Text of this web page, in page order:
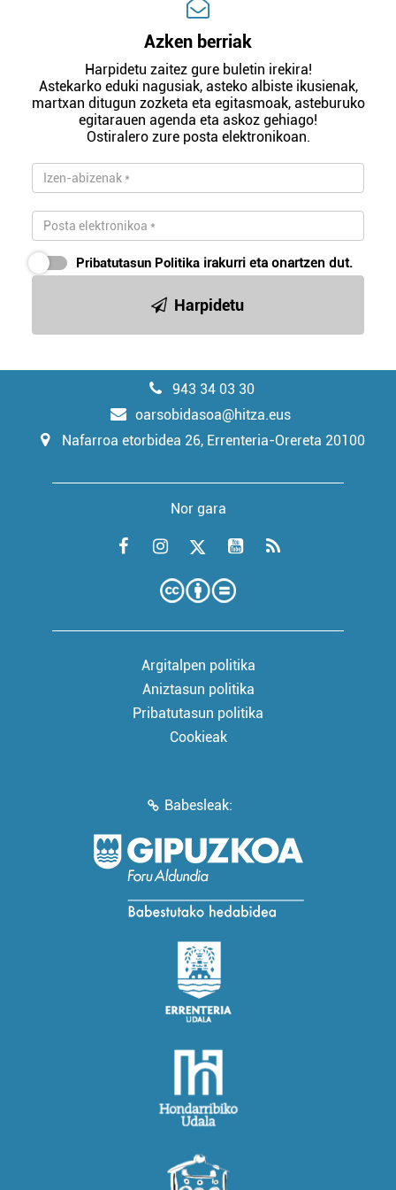
Azken berriak
Harpidetu zaitez gure buletin irekira!
Astekarko eduki nagusiak, asteko albiste ikusienak,
martxan ditugun zozketa eta egitasmoak, asteburuko
egitarauen agenda eta askoz gehiago!
Ostiralero zure posta elektronikoan.
Pribatutasun Politika irakurri eta onartzen dut.
Harpidetu
943 34 03 30
oarsobidasoa@hitza.eus
Nafarroa etorbidea 26, Errenteria-Orereta 20100
Nor gara
Argitalpen politika
Aniztasun politika
Pribatutasun politika
Cookieak
Babesleak: